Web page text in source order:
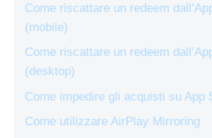
Come riscattare un redeem
(mobile)
Come riscattare un redeem
(desktop)
Come impedire gli acquisti su App
Come utilizzare AirPlay Mirroring